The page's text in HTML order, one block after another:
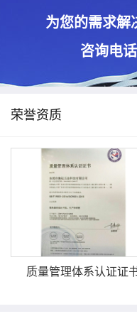
为您的需求解
咨询电
荣誉资质
质量管理体系认证证